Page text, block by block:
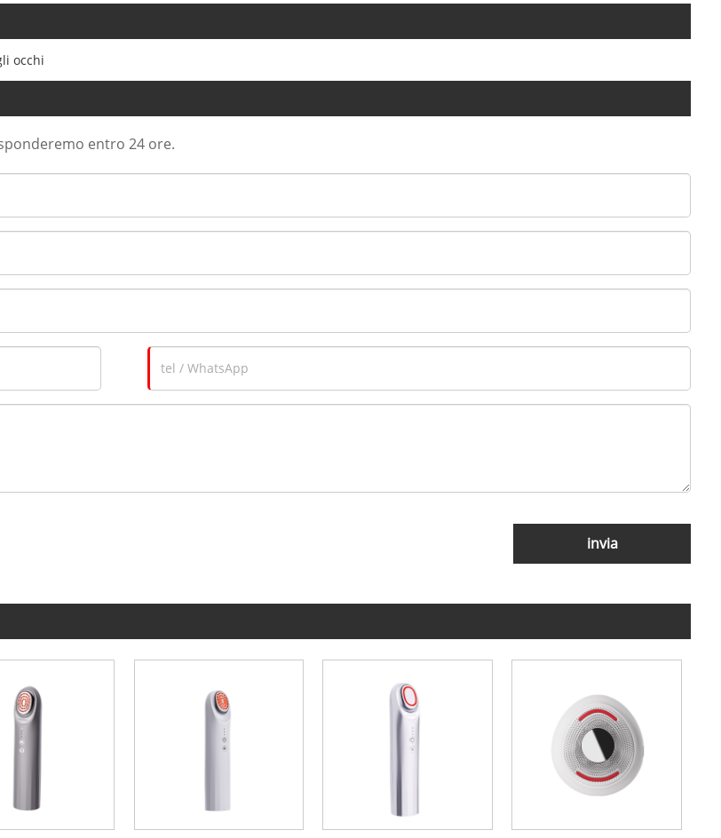
occhi
entro 24 ore.
invia